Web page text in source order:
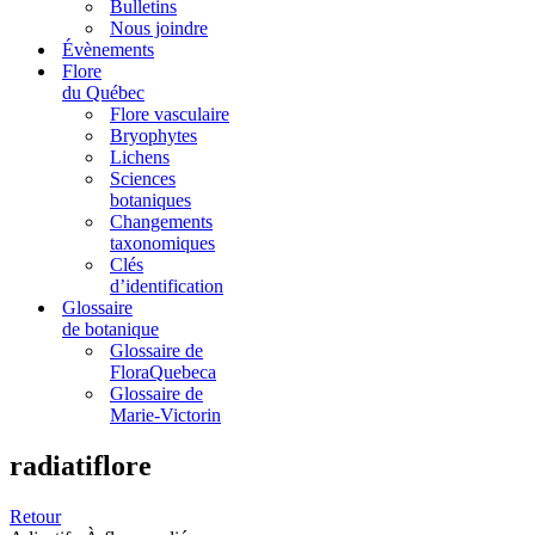
Bulletins
Nous joindre
Évènements
Flore
du Québec
Flore vasculaire
Bryophytes
Lichens
Sciences
botaniques
Changements
taxonomiques
Clés
d’identification
Glossaire
de botanique
Glossaire de
FloraQuebeca
Glossaire de
Marie-Victorin
radiatiflore
Retour